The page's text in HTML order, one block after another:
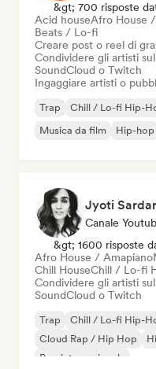
&gt; 700 risposte
Acid houseAfro House
Beats / Lo-fi
Creare post o reel di
Condividere gli artisti
SoundCloud o Twitch
Ingaggiare artisti o
Trap Chill / Lo-fi Hip-
Musica da film
Hip-hop
Jyoti Sardar
Canale
&gt; 1600 risposte
Afro House / Amapiano
Chill HouseChill / Lo-fi
Condividere gli artisti
SoundCloud o Twitch
Trap Chill / Lo-fi Hip-
Cloud Rap / Hip Hop
Pop internazionale